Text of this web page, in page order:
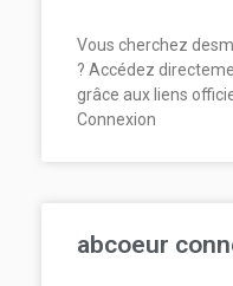
Vous cherchez
? Accédez
grâce aux liens
Connexion
abcoeur